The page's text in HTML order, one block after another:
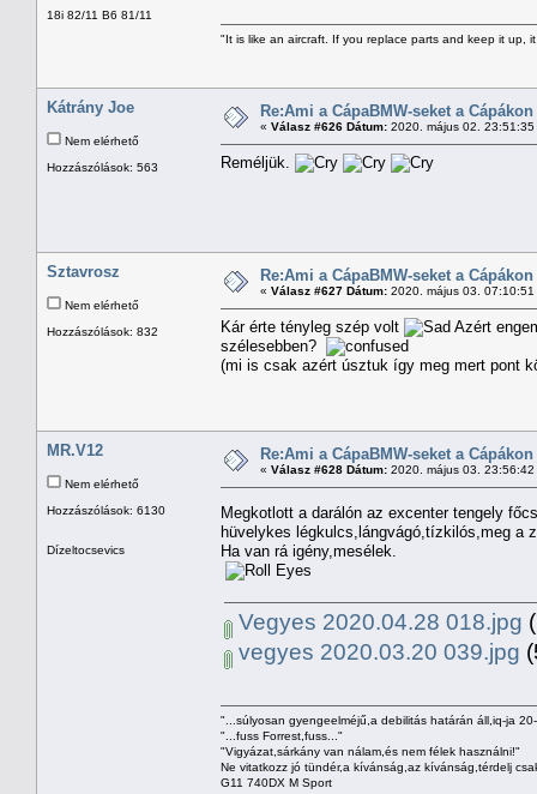
18i 82/11 B6 81/11
"It is like an aircraft. If you replace parts and keep it up,
Kátrány Joe
Nem elérhető
Hozzászólások: 563
Re:Ami a CápaBMW-seket a
« Válasz #626 Dátum: 2020. május 02. 23:51:35
Reméljük.
Sztavrosz
Nem elérhető
Hozzászólások: 832
Re:Ami a CápaBMW-seket a
« Válasz #627 Dátum: 2020. május 03. 07:10:51
Kár érte tényleg szép volt
Azért
szélesebben?
(mi is csak azért úsztuk így meg mert pont
MR.V12
Nem elérhető
Hozzászólások: 6130
Dízeltocsevics
Re:Ami a CápaBMW-seket a
« Válasz #628 Dátum: 2020. május 03. 23:56:42
Megkotlott a darálón az excenter tengely
hüvelykes légkulcs,lángvágó,tízkilós,meg a
Ha van rá igény,mesélek.
Vegyes 2020.04.28 018.jpg
vegyes 2020.03.20 039.jpg
"...súlyosan gyengeelméjű,a debilitás határán áll,iq-ja
"...fuss Forrest,fuss..."
"Vigyázat,sárkány van nálam,és nem félek használni!"
Ne vitatkozz jó tündér,a kívánság,az kívánság,térdelj
G11 740DX M Sport